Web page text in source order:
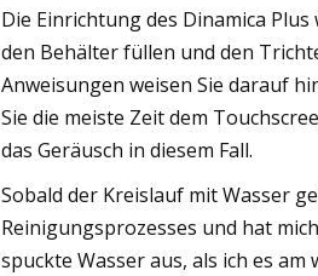
Die Einrichtung des Dinamica
den Behälter füllen und den
Anweisungen weisen Sie darauf
Sie die meiste Zeit dem
das Geräusch in diesem Fall.
Sobald der Kreislauf mit Wasser
Reinigungsprozesses und hat
spuckte Wasser aus, als ich es